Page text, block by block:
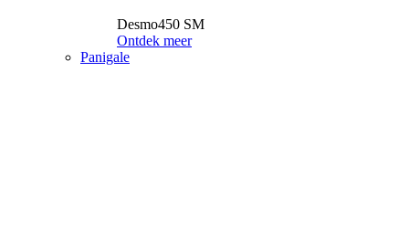
Desmo450 SM
Ontdek meer
Panigale